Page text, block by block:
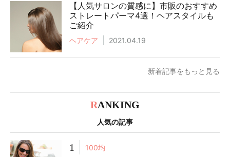
【人気サロンの質感に】市販のおすすめ
ストレートパーマ4選！ヘアスタイルも
ご紹介
ヘアケア 2021.04.19
新着記事をもっと見る
RANKING
人気の記事
1 100均